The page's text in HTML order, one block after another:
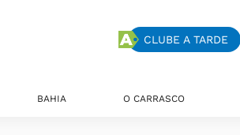
CLUBE A TARDE
BAHIA O CARRASCO